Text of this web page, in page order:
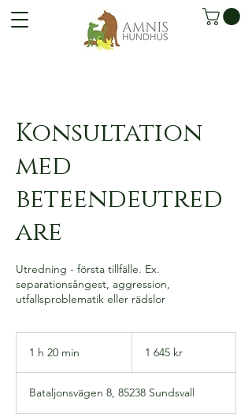
Konsultation
med
beteendeutred
are
Utredning - första tillfälle. Ex.
separationsångest, aggression,
utfallsproblematik eller rädslor
1 h 20 min
m
i
kronor1 645 kr
Bataljonsvägen 8, 85238 Sundsvall